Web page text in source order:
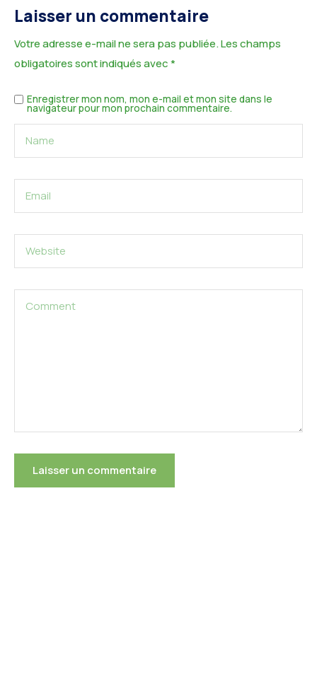
Laisser un commentaire
Votre adresse e-mail ne sera pas publiée.Les champs
obligatoires sont indiqués avec*
Enregistrer mon nom, mon e-mail et mon site dans le
navigateur pour mon prochain commentaire.